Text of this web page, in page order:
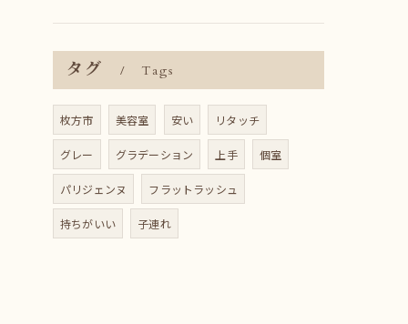
タグ Tags
枚方市 美容室 安い リタッチ
グレー グラデーション 上手 個室
パリジェンヌ フラットラッシュ
持ちがいい 子連れ